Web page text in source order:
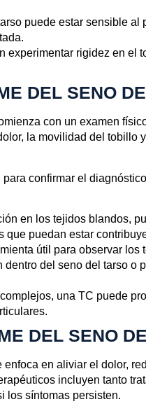
puede estar sensible al
experimentar rigidez en el
DEL SENO
con un examen
la movilidad del tobillo
confirmar el
en los tejidos blandos,
que puedan estar
útil para observar los
del seno del tarso o
una TC puede
DEL SENO
en aliviar el dolor,
incluyen tanto
los síntomas persisten.